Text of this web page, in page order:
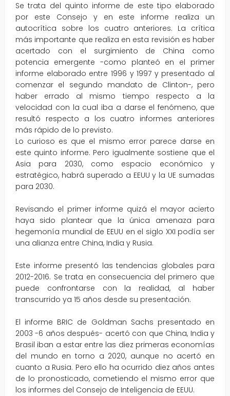
Se trata del quinto informe de este tipo elaborado
por este Consejo y en este informe realiza un
autocrítica sobre los cuatro anteriores. La crítica
más importante que realiza en esta revisión es haber
acertado con el surgimiento de China como
potencia emergente -como planteó en el primer
informe elaborado entre 1996 y 1997 y presentado al
comenzar el segundo mandato de Clinton-, pero
haber errado al mismo tiempo respecto a la
velocidad con la cual iba a darse el fenómeno, que
resultó respecto a los cuatro informes anteriores
más rápido de lo previsto.
Lo curioso es que el mismo error parece darse en
este quinto informe. Pero igualmente sostiene que el
Asia para 2030, como espacio económico y
estratégico, habrá superado a EEUU y la UE sumadas
para 2030.
Revisando el primer informe quizá el mayor acierto
haya sido plantear que la única amenaza para
hegemonía mundial de EEUU en el siglo XXI podía ser
una alianza entre China, India y Rusia.
Este informe presentó las tendencias globales para
2012-2016. Se trata en consecuencia del primero que
puede confrontarse con la realidad, al haber
transcurrido ya 15 años desde su presentación.
El informe BRIC de Goldman Sachs presentado en
2003 -6 años después- acertó con que China, India y
Brasil iban a estar entre las diez primeras economías
del mundo en torno a 2020, aunque no acertó en
cuanto a Rusia. Pero ello ha ocurrido diez años antes
de lo pronosticado, cometiendo el mismo error que
los informes del Consejo de Inteligencia de EEUU.